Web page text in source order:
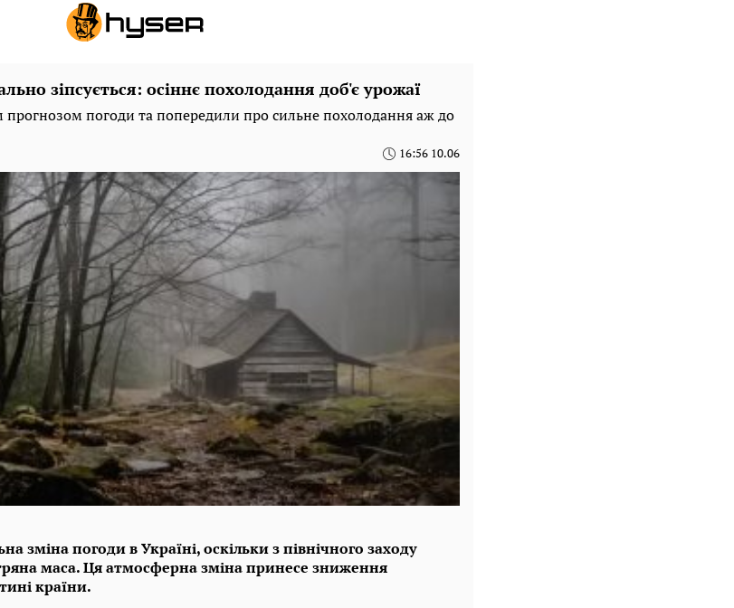
зіпсується: осіннє похолодання доб'є урожаї
погоди та попередили про сильне похолодання аж до
16:56 10.06
зміна погоди в Україні, оскільки з північного заходу
маса. Ця атмосферна зміна принесе зниження
країни.